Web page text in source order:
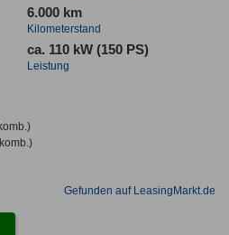
6.000 km
Kilometerstand
ca. 110 kW (150 PS)
Leistung
Gefunden auf LeasingMarkt.de